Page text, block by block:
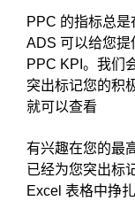
PPC 的指标总
ADS 可以给您提
PPC KPI。我们
突出标记您的积
就可以查看
有兴趣在您的最
已经为您突出标
Excel 表格中挣